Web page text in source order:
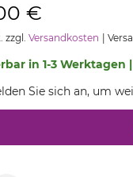
€
zzgl. Versandkosten
in 1-3 Werktagen
Sie sich an, um